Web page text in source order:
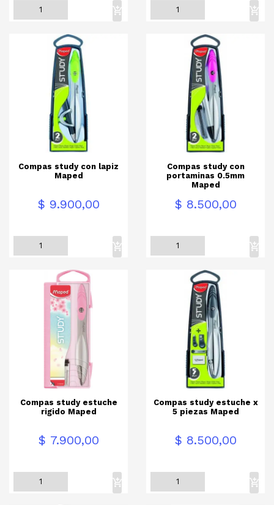
Compas study con lapiz
Maped
Precio$ 9.900,00
Compas study con
portaminas 0.5mm
Maped
Precio$ 8.500,00
Compas study estuche
rigido Maped
Precio$ 7.900,00
Compas study estuche x
5 piezas Maped
Precio$ 8.500,00